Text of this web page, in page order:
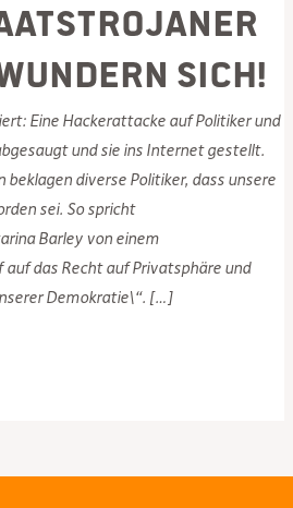
sich!
Eine Hackerattacke auf Politiker und
und sie ins Internet gestellt.
beklagen diverse Politiker, dass unsere
sei. So spricht
Barley von einem
das Recht auf Privatsphäre und
Demokratie\“. […]